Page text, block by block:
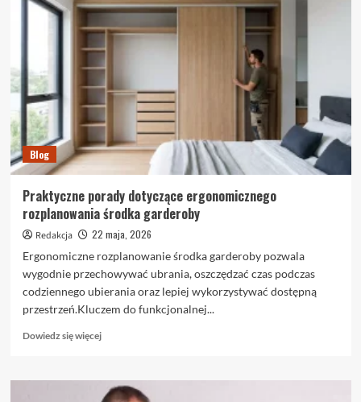
producenci
gotowych
wybierają
opakowania
aluminiowe?
Blog
Praktyczne porady dotyczące ergonomicznego
rozplanowania środka garderoby
Redakcja
22 maja, 2026
Ergonomiczne rozplanowanie środka garderoby pozwala
wygodnie przechowywać ubrania, oszczędzać czas podczas
codziennego ubierania oraz lepiej wykorzystywać dostępną
przestrzeń.Kluczem do funkcjonalnej...
Dowiedz się więcejDowiedz
o
Praktyczne